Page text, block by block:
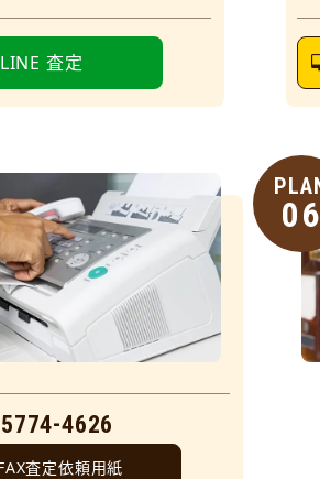
LINE 査定
4626
査定依頼用紙
06